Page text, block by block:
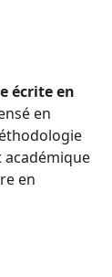
de
sur le
écrite en
en
académique
en